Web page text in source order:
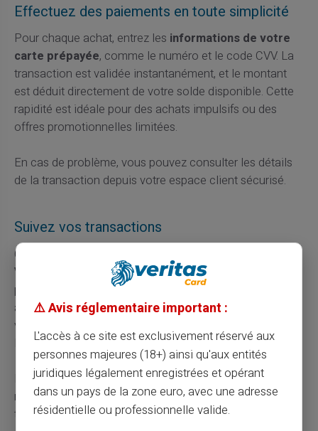
Effectuez des paiements en toute simplicité
Pour chaque achat, entrez les informations de votre
carte prépayée, comme le numéro et le code CVV. La
transaction est validée instantanément, et le montant
est déduit directement de votre solde disponible. Cette
rapidité est idéale pour des achats impulsifs ou des
offres promotionnelles limitées.
En cas de problème, vous pouvez consulter les détails
de la transaction depuis votre espace client sécurisé.
Suivez vos transactions
Chaque paiement réalisé avec votre
Veritas
est enregistré et consultable en ligne. Vous
pouvez ainsi suivre vos dépenses en temps réel et
ajuster vos habitudes si nécessaire. Cette transparence
vous permet de maîtriser parfaitement vos achats en
ligne.
Les utilisateurs peuvent également configurer des
notifications pour recevoir des alertes après chaque
transaction.
⚠️ Avis réglementaire important :
L'accès à ce site est exclusivement réservé aux
personnes majeures (18+) ainsi qu'aux entités
juridiques légalement enregistrées et opérant
dans un pays de la zone euro, avec une adresse
résidentielle ou professionnelle valide.